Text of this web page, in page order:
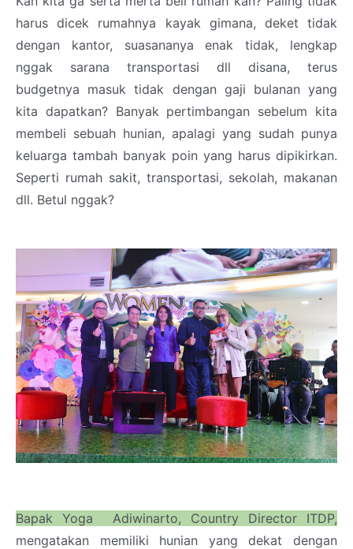
harus dicek rumahnya kayak gimana, deket tidak
dengan kantor, suasananya enak tidak, lengkap
nggak sarana transportasi dll disana, terus
budgetnya masuk tidak dengan gaji bulanan yang
kita dapatkan? Banyak pertimbangan sebelum kita
membeli sebuah hunian, apalagi yang sudah punya
keluarga tambah banyak poin yang harus dipikirkan.
Seperti rumah sakit, transportasi, sekolah, makanan
dll. Betul nggak?
Bapak Yoga Adiwinarto, Country Director ITDP,
mengatakan memiliki hunian yang dekat dengan